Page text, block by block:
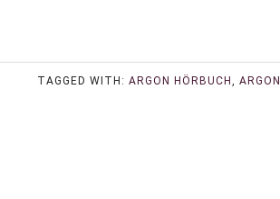
TAGGED WITH:ARGON HÖRBUCH,ARGON